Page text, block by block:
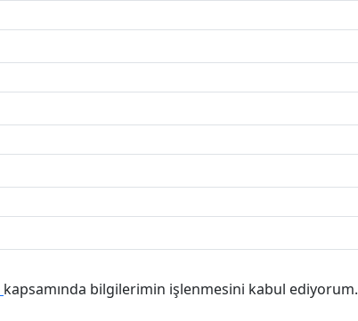
kapsamında bilgilerimin işlenmesini kabul ediyorum.